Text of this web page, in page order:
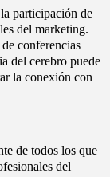
participación de
del marketing.
conferencias
del cerebro puede
la conexión con
de todos los que
del